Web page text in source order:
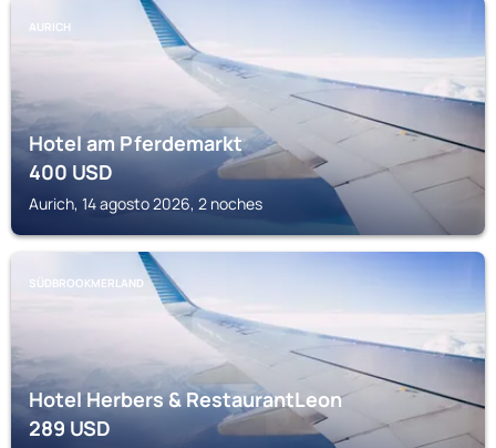
AURICH
Hotel am Pferdemarkt
400USD
Aurich, 14 agosto 2026, 2 noches
SÜDBROOKMERLAND
Hotel Herbers & RestaurantLeon
289USD